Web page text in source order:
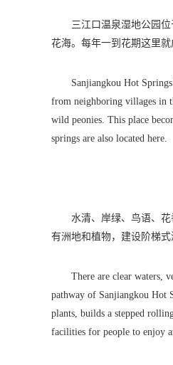
三江口温泉湿地公园
花海。每年一到花期这里
Sanjiangkou Hot
from neighboring villages in
wild peonies. This place
springs are also located here.
水清、岸绿、鸟语、
有洲地和植物，建设阶梯
There are clear waters,
pathway of Sanjiangkou Hot
plants, builds a stepped
facilities for people to enjoy